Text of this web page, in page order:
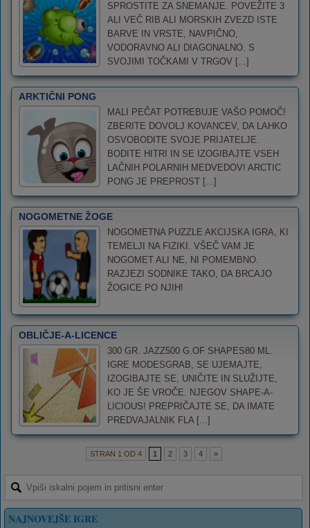
SPROSTITE ZA SNEMANJE. POVEŽITE 3
ALI VEČ RIB ALI MORSKIH ZVEZD ISTE
BARVE IN VRSTE, NAVPIČNO,
VODORAVNO ALI DIAGONALNO. S
SVOJIMI TOČKAMI V TRGOV [...]
ARKTIČNI PONG
MALI PEČAT POTREBUJE VAŠO POMOČ!
ZBERITE DOVOLJ KOVANCEV, DA LAHKO
OSVOBODITE SVOJE PRIJATELJE.
BODITE HITRI IN SE IZOGIBAJTE VSEH
LAČNIH POLARNIH MEDVEDOV! ARCTIC
PONG JE PREPROST [...]
NOGOMETNE ŽOGE
NOGOMETNA PUZZLE AKCIJSKA IGRA, KI
TEMELJI NA FIZIKI. VŠEČ VAM JE
NOGOMET ALI NE, NI POMEMBNO.
RAZJEZI SODNIKE TAKO, DA BRCAJO
ŽOGICE PO NJIH!
OBLIČJE-A-LICENCE
300 GR. JAZZ500 G.OF SHAPES80 ML.
IGRE MODESGRAB, SE UJEMAJTE,
IZOGIBAJTE SE, UNIČITE IN SLUŽIJTE,
KO JE ŠE VROČE. NJEGOV SHAPE-A-
LICIOUS! PREPRIČAJTE SE, DA IMATE
PREDVAJALNIK FLA [...]
STRAN 1 OD 4 1 2 3 4 »
NAJNOVEJŠE IGRE